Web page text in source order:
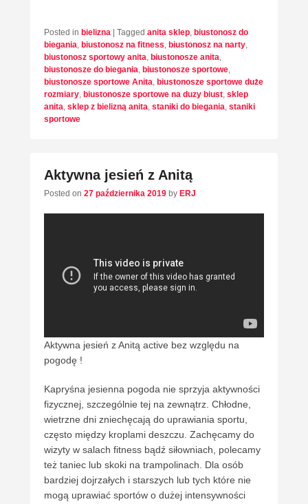
Posted in bielizna Tagged anita sklep, biustonosz do
biegania, biustonosz na fitness, biustonosz na narty,
biustonosz sportowy anita, biustonosze anita,
biustonosze do biegania, biustonosze sportowe,
biustonosze sportowe Anita, biustonosze sportowe duże
rozmiary, biustonosze sportowe na duzy biust, sklep
anita, sklep z bielizną anita, staniki do biegania, staniki
sportowe
Aktywna jesień z Anitą
Posted on 27 października 2019 by ERJ
Aktywna jesień z Anitą active bez względu na
pogodę !
Kapryśna jesienna pogoda nie sprzyja aktywności
fizycznej, szczególnie tej na zewnątrz. Chłodne,
wietrzne dni zniechęcają do uprawiania sportu,
często między kroplami deszczu. Zachęcamy do
wizyty w salach fitness bądź siłowniach, polecamy
też taniec lub skoki na trampolinach. Dla osób
bardziej dojrzałych i starszych lub tych które nie
mogą uprawiać sportów o dużej intensywności